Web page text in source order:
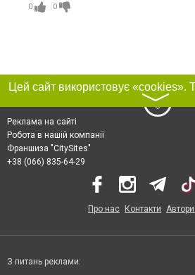
0 0
〉
Реклама на сайті
Робота в нашій компанії
Франшиза "CitySites"
+38 (066) 835-64-29
Про нас Контакти
З питань реклами: